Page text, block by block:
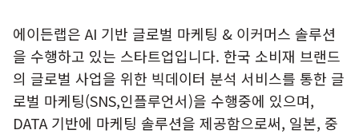
에이든랩은 AI 기반 글로벌 마케팅 & 이커머스 솔루션
을 수행하고 있는 스타트업입니다. 한국 소비재 브랜드
의 글로벌 사업을 위한 빅데이터 분석 서비스를 통한 글
로벌 마케팅(SNS,인플루언서)을 수행중에 있으며,
DATA 기반에 마케팅 솔루션을 제공함으로써, 일본, 중